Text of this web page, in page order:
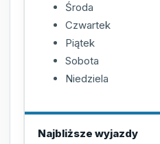
Środa
Czwartek
Piątek
Sobota
Niedziela
Najbliższe wyjazdy